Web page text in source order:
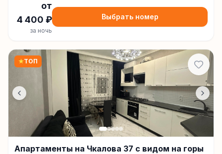
от
4 400 ₽
за ночь
Выбрать номер
★ТОП
Апартаменты на Чкалова 37 с видом на горы